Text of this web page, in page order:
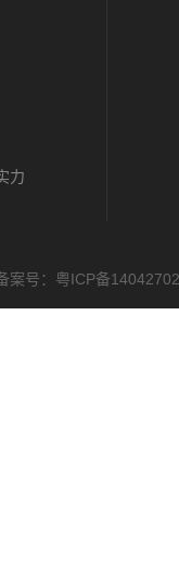
力
号： 粤ICP备